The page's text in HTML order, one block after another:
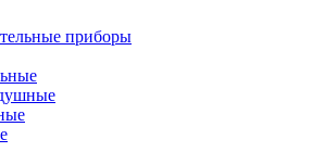
приборы